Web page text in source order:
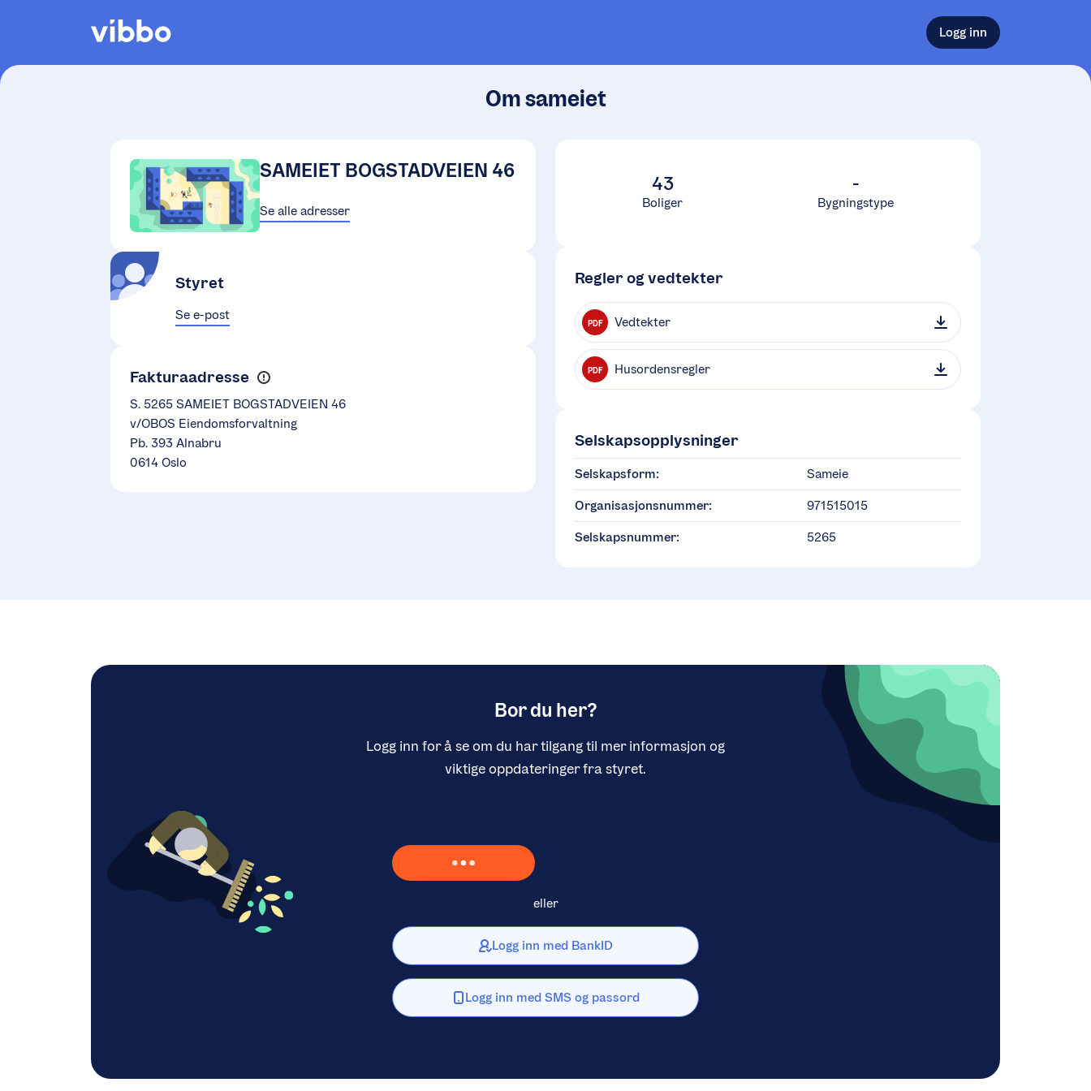
Logg inn
Om sameiet
SAMEIET BOGSTADVEIEN 46
Se alle adresser
Styret
Se e-post
Fakturaadresse
S. 5265 SAMEIET BOGSTADVEIEN 46
v/OBOS Eiendomsforvaltning
Pb. 393 Alnabru
0614 Oslo
43
Boliger
-
Bygningstype
Regler og vedtekter
PDF Vedtekter
PDF Husordensregler
Selskapsopplysninger
Selskapsform: Sameie
Organisasjonsnummer: 971515015
Selskapsnummer: 5265
Bor du her?
Logg inn for å se om du har tilgang til mer informasjon og
viktige oppdateringer fra styret.
Laster inn Vipps …
eller
Logg inn med BankID
Logg inn med SMS og passord